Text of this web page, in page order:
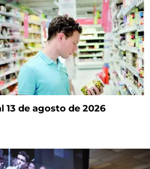
13 de agosto de 2026